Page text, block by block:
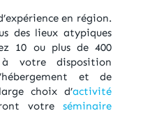
en région.
des lieux atypiques
10 ou plus de 400
votre disposition
et de
choix d’activité
votreséminaire